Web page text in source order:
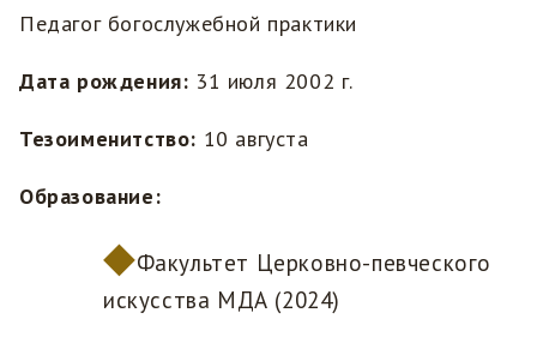
Педагог богослужебной практики
Дата рождения: 31 июля 2002 г.
Тезоименитство: 10 августа
Образование:
Факультет Церковно-певческого
искусства МДА (2024)